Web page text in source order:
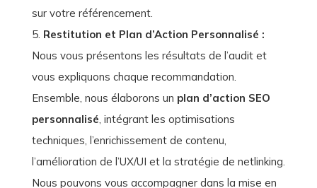
sur votre référencement.
Restitution et Plan d’Action Personnalisé :
Nous vous présentons les résultats de l’audit et
vous expliquons chaque recommandation.
Ensemble, nous élaborons un plan d’action SEO
personnalisé, intégrant les optimisations
techniques, l’enrichissement de contenu,
l’amélioration de l’UX/UI et la stratégie de netlinking.
Nous pouvons vous accompagner dans la mise en